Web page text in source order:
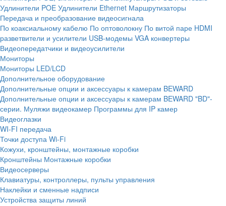
Удлинители POE Удлинители Ethernet Маршрутизаторы
Передача и преобразование видеосигнала
По коаксиальному кабелю По оптоволокну По витой паре HDMI
разветвители и усилители USB-модемы VGA конвертеры
Видеопередатчики и видеоусилители
Мониторы
Мониторы LED/LCD
Дополнительное оборудование
Дополнительные опции и аксессуары к камерам BEWARD
Дополнительные опции и аксессуары к камерам BEWARD "BD"-
серии. Муляжи видеокамер Программы для IP камер
Видеоглазки
WI-FI передача
Точки доступа Wi-Fi
Кожухи, кронштейны, монтажные коробки
Кронштейны Монтажные коробки
Видеосерверы
Клавиатуры, контроллеры, пульты управления
Наклейки и сменные надписи
Устройства защиты линий